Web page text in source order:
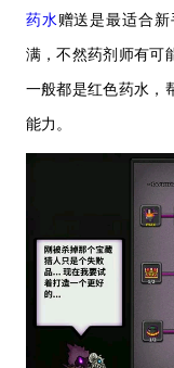
药水赠送是最适合
满，不然药剂师有可
一般都是红色药水，
能力。